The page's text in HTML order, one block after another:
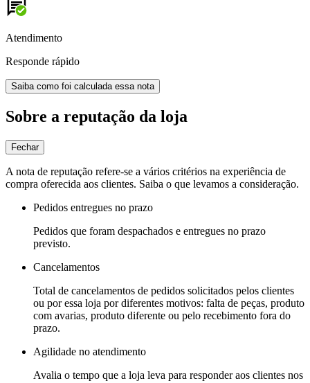
Atendimento
Responde rápido
Saiba como foi calculada essa nota
Sobre a reputação da loja
Fechar
A nota de reputação refere-se a vários critérios na experiência de
compra oferecida aos clientes. Saiba o que levamos a consideração.
Pedidos entregues no prazo
Pedidos que foram despachados e entregues no prazo
previsto.
Cancelamentos
Total de cancelamentos de pedidos solicitados pelos clientes
ou por essa loja por diferentes motivos: falta de peças, produto
com avarias, produto diferente ou pelo recebimento fora do
prazo.
Agilidade no atendimento
Avalia o tempo que a loja leva para responder aos clientes nos